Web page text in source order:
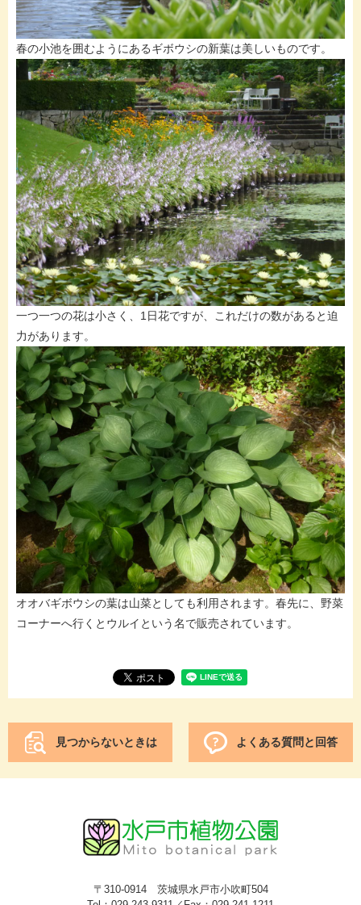
春の小池を囲むようにあるギボウシの新葉は美しいものです。
一つ一つの花は小さく、1日花ですが、これだけの数があると迫
力があります。
オオバギボウシの葉は山菜としても利用されます。春先に、野菜
コーナーへ行くとウルイという名で販売されています。
見つからないときは よくある質問と回答
〒310-0914 茨城県水戸市小吹町504